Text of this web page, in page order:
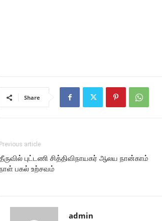
Share
Previous article
புட்டணி சித்திவிநாயகர் ஆலய நான்காம்
பகல் உற்சவம்
admin